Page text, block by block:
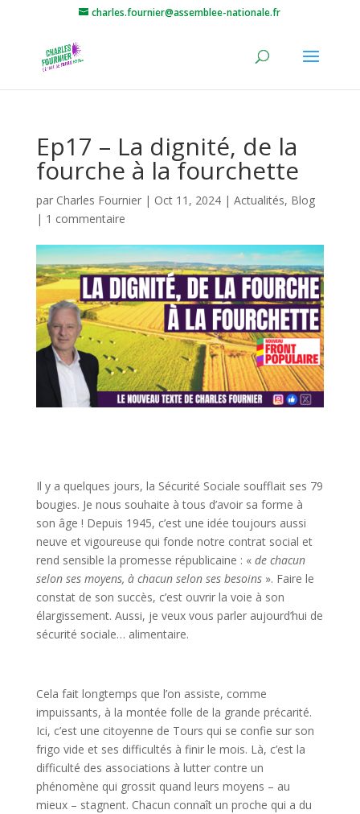
charles.fournier@assemblee-nationale.fr
Ep17 – La dignité, de la
fourche à la fourchette
par Charles Fournier| Oct 11, 2024| Actualités, Blog
| 1 commentaire
Il y a quelques jours, la Sécurité Sociale soufflait ses 79
bougies. Je nous souhaite à tous d’avoir sa forme à
son âge ! Depuis 1945, c’est une idée toujours aussi
neuve et vigoureuse qui fonde notre contrat social et
rend sensible la promesse républicaine : « de chacun
selon ses moyens, à chacun selon ses besoins». Faire le
constat de son succès, c’est ouvrir la voie à son
élargissement. Aussi, je veux vous parler aujourd’hui de
sécurité sociale… alimentaire.
Cela fait longtemps que l’on assiste, comme
impuissants, à la montée folle de la grande précarité.
Ici, c’est une citoyenne de Tours qui se confie sur son
frigo vide et ses difficultés à finir le mois. Là, c’est la
difficulté des associations à lutter contre un
phénomène qui grossit quand leurs moyens – au
mieux – stagnent. Chacun connaît un proche qui a du